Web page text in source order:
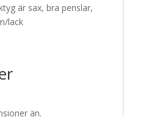
är sax, bra penslar,
lack
än.